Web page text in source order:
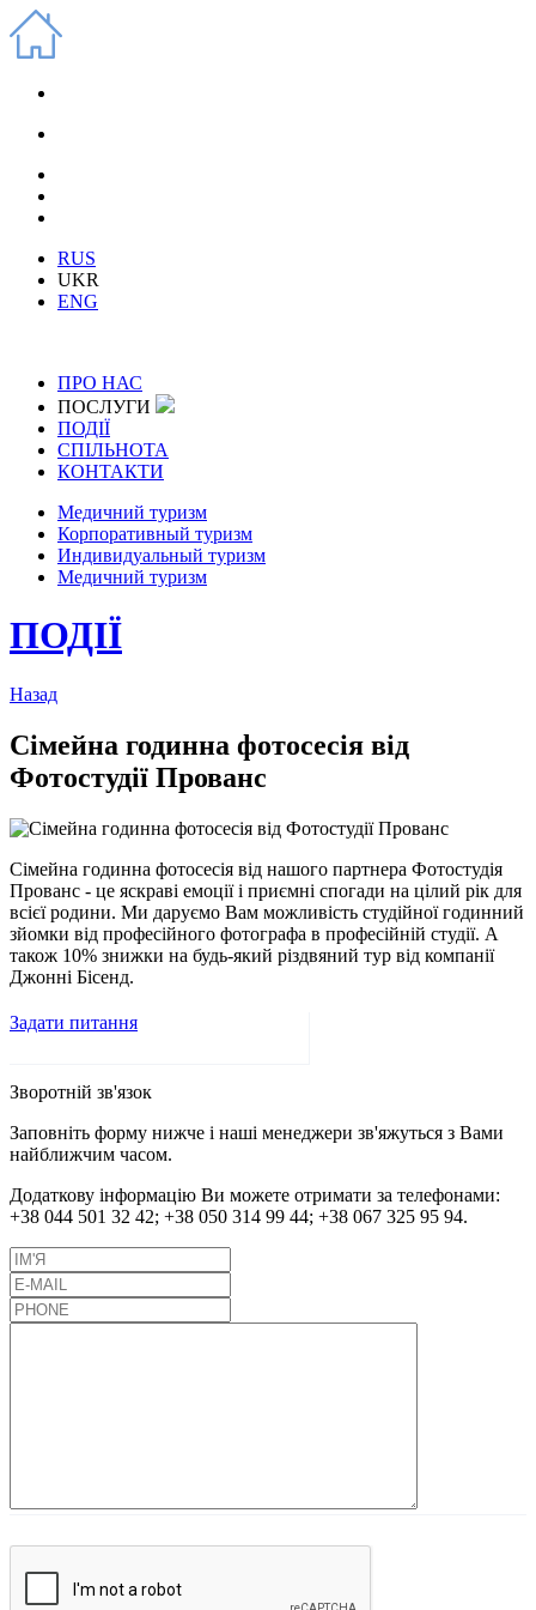
RUS
UKR
ENG
ПРО НАС
ПОСЛУГИ
ПОДІЇ
СПІЛЬНОТА
КОНТАКТИ
Медичний туризм
Корпоративный туризм
Индивидуальный туризм
Медичний туризм
ПОДІЇ
Назад
Сімейна годинна фотосесія від
Фотостудії Прованс
Сімейна годинна фотосесія від нашого партнера Фотостудія
Прованс - це яскраві емоції і приємні спогади на цілий рік для
всієї родини. Ми даруємо Вам можливість студійної годинний
зйомки від професійного фотографа в професійній студії. А
також 10% знижки на будь-який різдвяний тур від компанії
Джонні Бісенд.
Задати питання
Зворотній зв'язок
Заповніть форму нижче і наші менеджери зв'яжуться з Вами
найближчим часом.
Додаткову інформацію Ви можете отримати за телефонами:
+38 044 501 32 42; +38 050 314 99 44; +38 067 325 95 94.